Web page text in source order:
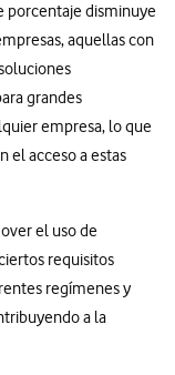
porcentaje disminuye
aquellas con
grandes
empresa, lo que
el acceso a estas
el uso de
requisitos
regímenes y
a la